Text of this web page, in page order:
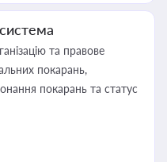
та правове
покарань,
покарань та статус